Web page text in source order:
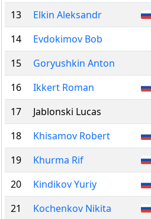
13
Elkin Aleksandr
14
Evdokimov Bob
15
Goryushkin Anton
16
Ikkert Roman
17
Jablonski Lucas
18
Khisamov Robert
19
Khurma Rif
20
Kindikov Yuriy
21
Kochenkov Nikita